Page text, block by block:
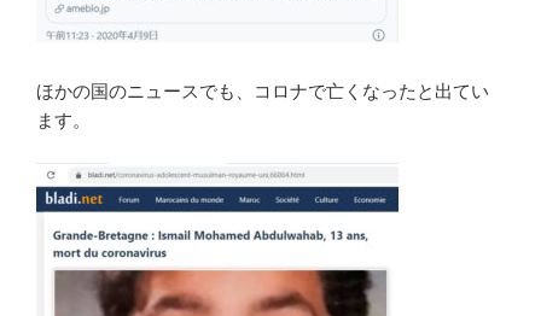
ほかの国のニュースでも、コロナで亡くなったと出てい
ます。